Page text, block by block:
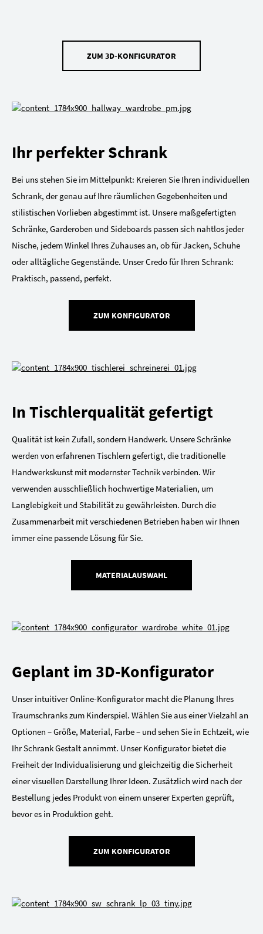
ZUM 3D-KONFIGURATOR
Ihr perfekter Schrank
Bei uns stehen Sie im Mittelpunkt: Kreieren Sie Ihren individuellen
Schrank, der genau auf Ihre räumlichen Gegebenheiten und
stilistischen Vorlieben abgestimmt ist. Unsere maßgefertigten
Schränke, Garderoben und Sideboards passen sich nahtlos jeder
Nische, jedem Winkel Ihres Zuhauses an, ob für Jacken, Schuhe
oder alltägliche Gegenstände. Unser Credo für Ihren Schrank:
Praktisch, passend, perfekt.
ZUM KONFIGURATOR
In Tischlerqualität gefertigt
Qualität ist kein Zufall, sondern Handwerk. Unsere Schränke
werden von erfahrenen Tischlern gefertigt, die traditionelle
Handwerkskunst mit modernster Technik verbinden. Wir
verwenden ausschließlich hochwertige Materialien, um
Langlebigkeit und Stabilität zu gewährleisten. Durch die
Zusammenarbeit mit verschiedenen Betrieben haben wir Ihnen
immer eine passende Lösung für Sie.
MATERIALAUSWAHL
Geplant im 3D-Konfigurator
Unser intuitiver Online-Konfigurator macht die Planung Ihres
Traumschranks zum Kinderspiel. Wählen Sie aus einer Vielzahl an
Optionen – Größe, Material, Farbe – und sehen Sie in Echtzeit, wie
Ihr Schrank Gestalt annimmt. Unser Konfigurator bietet die
Freiheit der Individualisierung und gleichzeitig die Sicherheit
einer visuellen Darstellung Ihrer Ideen. Zusätzlich wird nach der
Bestellung jedes Produkt von einem unserer Experten geprüft,
bevor es in Produktion geht.
ZUM KONFIGURATOR